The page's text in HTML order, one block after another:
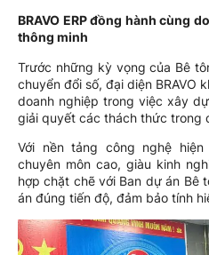
BRAVO ERP đồng hành cùng
thông minh
Trước những kỳ vọng của Bê
chuyển đổi số, đại diện BRAVO
doanh nghiệp trong việc xây
giải quyết các thách thức trong
Với nền tảng công nghệ
chuyên môn cao, giàu kinh
hợp chặt chẽ với Ban dự án Bê
án đúng tiến độ, đảm bảo tính